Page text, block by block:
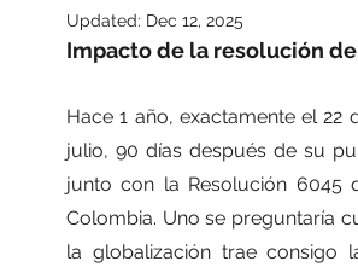
Updated: Dec 12, 2025
Impacto de la resolución
Hace 1 año, exactamente el 22
julio, 90 días después de su
junto con la Resolución 6045
Colombia. Uno se preguntaría
la globalización trae consigo